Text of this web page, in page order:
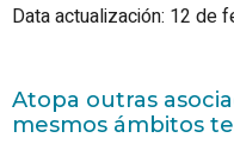
Data actualización: 12 de
Atopa outras
mesmos ámbitos